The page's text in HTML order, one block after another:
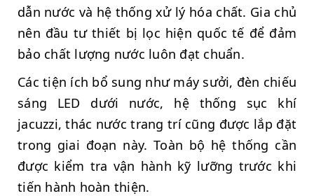
dẫn nước và hệ thống xử lý hóa chất. Gia chủ
nên đầu tư thiết bị lọc hiện quốc tế để đảm
bảo chất lượng nước luôn đạt chuẩn.
Các tiện ích bổ sung như máy sưởi, đèn chiếu
sáng LED dưới nước, hệ thống sục khí
jacuzzi, thác nước trang trí cũng được lắp đặt
trong giai đoạn này. Toàn bộ hệ thống cần
được kiểm tra vận hành kỹ lưỡng trước khi
tiến hành hoàn thiện.